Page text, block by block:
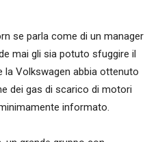
se parla come di un manager
mai gli sia potuto sfuggire il
Volkswagen abbia ottenuto
dei gas di scarico di motori
informato.